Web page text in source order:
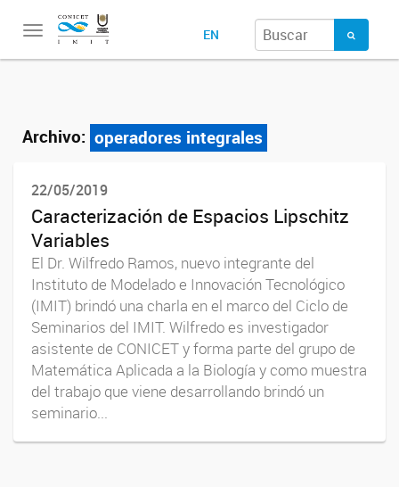
Toggle
EN
Archivo: operadores integrales
22/05/2019
Caracterización de Espacios Lipschitz
Variables
El Dr. Wilfredo Ramos, nuevo integrante del
Instituto de Modelado e Innovación Tecnológico
(IMIT) brindó una charla en el marco del Ciclo de
Seminarios del IMIT. Wilfredo es investigador
asistente de CONICET y forma parte del grupo de
Matemática Aplicada a la Biología y como muestra
del trabajo que viene desarrollando brindó un
seminario...